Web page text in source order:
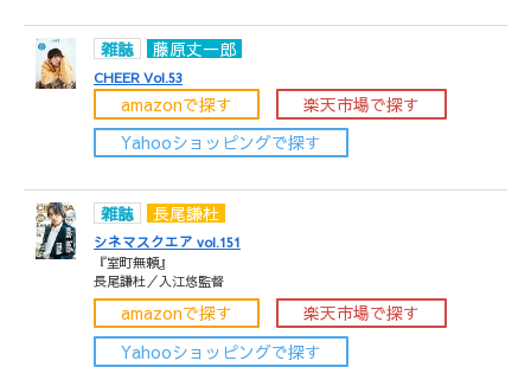
雑誌 藤原丈一郎
CHEER Vol.53
amazonで探す
楽天市場で探す
Yahooショッピングで探す
雑誌 長尾謙杜
シネマスクエア vol.151
『室町無頼』
長尾謙杜／入江悠監督
amazonで探す
楽天市場で探す
Yahooショッピングで探す